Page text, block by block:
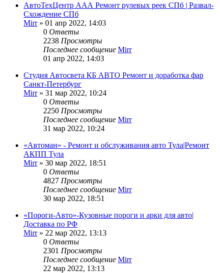
АвтоТехЦентр ААА Ремонт рулевых реек СПб | Развал-
Схождение СПб
Mirr» 01 апр 2022, 14:03
0 Ответы
2238 Просмотры
Последнее сообщение Mirr
01 апр 2022, 14:03
Студия Автосвета КБ АВТО Ремонт и доработка фар
Санкт-Петербург
Mirr» 31 мар 2022, 10:24
0 Ответы
2250 Просмотры
Последнее сообщение Mirr
31 мар 2022, 10:24
«Автоман» - Ремонт и обслуживания авто Тула|Ремонт
АКПП Тула
Mirr» 30 мар 2022, 18:51
0 Ответы
4827 Просмотры
Последнее сообщение Mirr
30 мар 2022, 18:51
«Пороги-Авто»-Кузовные пороги и арки для авто|
Доставка по РФ
Mirr» 22 мар 2022, 13:13
0 Ответы
2301 Просмотры
Последнее сообщение Mirr
22 мар 2022, 13:13